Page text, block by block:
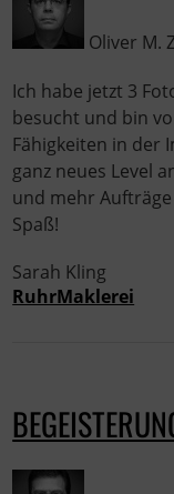
Oliver M.
Ich habe jetzt 3
besucht und bin
Fähigkeiten in der
ganz neues Level
und mehr
Spaß!
Sarah Kling
RuhrMaklerei